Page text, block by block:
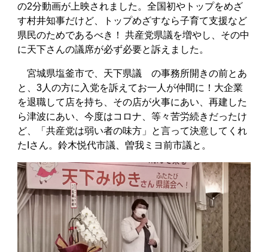
の2分動画が上映されました。全国初やトップをめざ
す村井知事だけど、トップめざすなら子育て支援など
県民のためであるべき！ 共産党県議を増やし、その中
に天下さんの議席が必ず必要と訴えました。
宮城県塩釜市で、天下県議 の事務所開きの前とあ
と、3人の方に入党を訴えてお一人が仲間に！大企業
を退職して店を持ち、その店が火事にあい、再建した
ら津波にあい、今度はコロナ、等々苦労続きだったけ
ど、「共産党は弱い者の味方」と言って決意してくれ
たIさん。鈴木悦代市議、曽我ミヨ前市議と。